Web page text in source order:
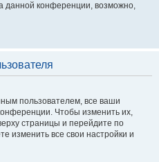
данной конференции, возможно,
пользователем, все ваши
Чтобы изменить их,
страницы и перейдите по
изменить все свои настройки и